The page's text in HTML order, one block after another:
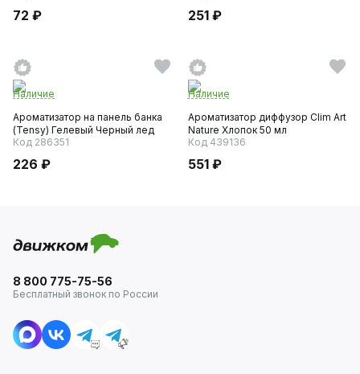
72 ₽ 251 ₽
Наличие
Ароматизатор на панель банка
(Tensy) Гелевый Черный лед
Код 286351
226 ₽
Наличие
Ароматизатор диффузор Clim Art
Nature Хлопок 50 мл
Код 439136
551 ₽
8 800 775-75-56
Бесплатный звонок по России